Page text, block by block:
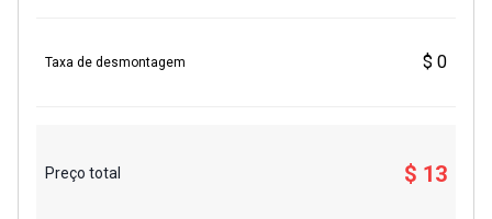
Taxa de desmontagem $ 0
Preço total $ 13